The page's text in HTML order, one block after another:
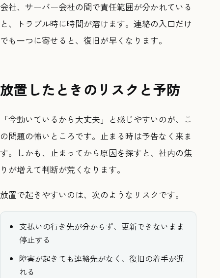
会社、サーバー会社の間で責任範囲が分かれている
と、トラブル時に時間が溶けます。連絡の入口だけ
でも一つに寄せると、復旧が早くなります。
放置したときのリスクと予防
「今動いているから大丈夫」と感じやすいのが、こ
の問題の怖いところです。止まる時は予告なく来ま
す。しかも、止まってから原因を探すと、社内の焦
りが増えて判断が荒くなります。
放置で起きやすいのは、次のようなリスクです。
支払いの行き先が分からず、更新できないまま
停止する
障害が起きても連絡先がなく、復旧の着手が遅
れる